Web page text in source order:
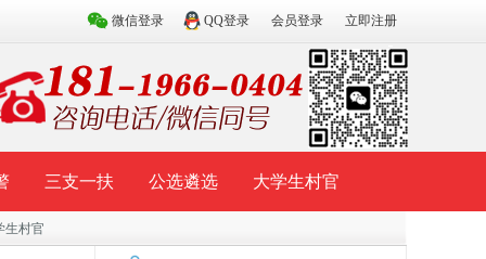
微信登录 QQ登录 会员登录 立即注册
三支一扶 公选遴选 大学生村官
题库 辅导资料 历年真题 模拟试题
生村官